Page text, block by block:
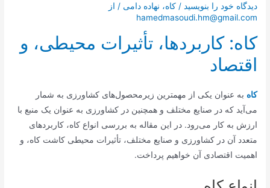
دیدگاه‌ خود را بنویسید /کاه، نهاده دامی / از
hamedmasoudi.hm@gmail.com
کاه: کاربردها، تأثیرات محیطی، و
اقتصاد
کاه به عنوان یکی از مهمترین زیرمحصول‌های کشاورزی به شمار
می‌آید که در صنایع مختلف و همچنین در کشاورزی به عنوان یک منبع با
ارزش به کار می‌رود. در این مقاله به بررسی انواع کاه، کاربردهای
متعدد آن در کشاورزی و صنایع مختلف، تأثیرات محیطی کاشت کاه، و
اهمیت اقتصادی آن خواهیم پرداخت.